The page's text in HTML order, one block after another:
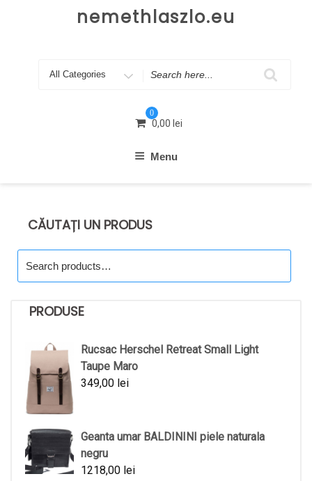
nemethlaszlo.eu
Search
0
0,00 lei
Menu
CĂUTAȚI UN PRODUS
for:
PRODUSE
Rucsac Herschel Retreat Small Light
Taupe Maro
349,00 lei
Geanta umar BALDININI piele naturala
negru
1218,00 lei